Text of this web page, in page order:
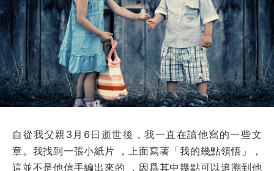
自從我父親3月6日逝世後，我一直在讀他寫的一些文
章。我找到一張小紙片 ，上面寫著「我的幾點領悟」，
這並不是他信手編出來的 ，因爲其中幾點可以追溯到他